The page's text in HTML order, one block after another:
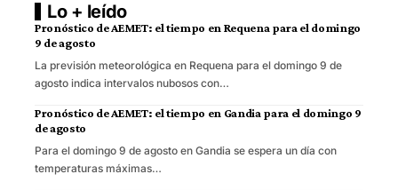
Lo + leído
Pronóstico de AEMET: el tiempo en Requena para el domingo
9 de agosto
La previsión meteorológica en Requena para el domingo 9 de
agosto indica intervalos nubosos con…
Pronóstico de AEMET: el tiempo en Gandia para el domingo 9
de agosto
Para el domingo 9 de agosto en Gandia se espera un día con
temperaturas máximas…